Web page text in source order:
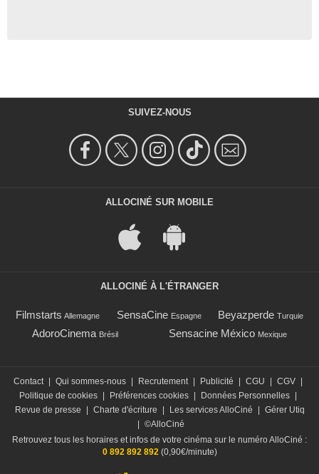
SUIVEZ-NOUS
ALLOCINÉ SUR MOBILE
ALLOCINÉ À L'ÉTRANGER
Filmstarts Allemagne SensaCine Espagne Beyazperde Turquie
AdoroCinema Brésil Sensacine México Mexique
Contact Qui sommes-nous Recrutement Publicité CGU CGV
Politique de cookies
Préférences cookies Données Personnelles
Revue de presse
Charte d'écriture Les services AlloCiné
Gérer Utiq
©AlloCiné
Retrouvez tous les horaires et infos de votre cinéma sur le numéro AlloCiné :
0 892 892 892(0,90€/minute)